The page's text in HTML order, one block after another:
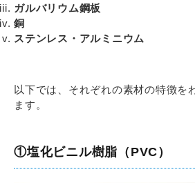
ガルバリウム鋼板
銅
ステンレス・アルミニウム
以下では、それぞれの素材の特徴を
ます。
①塩化ビニル樹脂（PVC）